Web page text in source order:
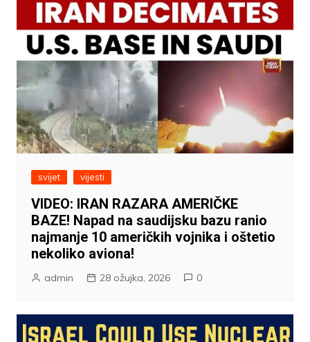
svijet vijesti
VIDEO: IRAN RAZARA AMERIČKE
BAZE! Napad na saudijsku bazu ranio
najmanje 10 američkih vojnika i oštetio
nekoliko aviona!
admin 28 ožujka, 2026 0